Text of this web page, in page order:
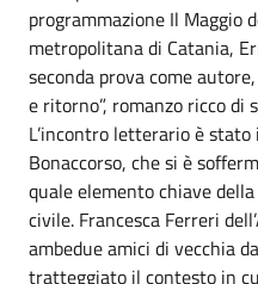
programmazione Il Maggio
metropolitana di Catania,
seconda prova come
e ritorno”, romanzo ricco di
L’incontro letterario è
Bonaccorso, che si è
quale elemento chiave
civile. Francesca Ferreri
ambedue amici di vecchia
tratteggiato il contesto in